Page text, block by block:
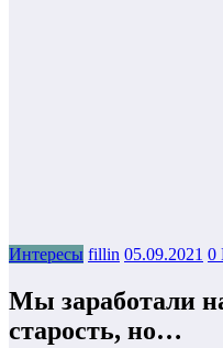
Интересы fillin 05.09.2021 0
Мы заработали
старость, но…